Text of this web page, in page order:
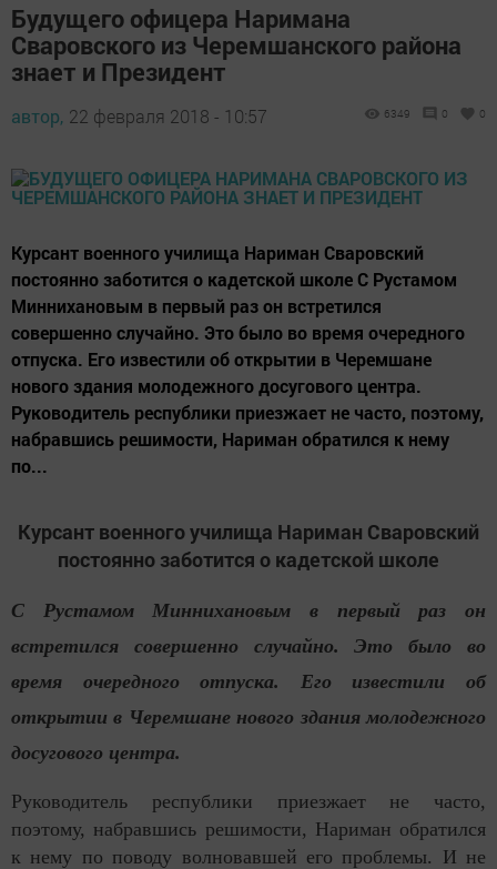
Будущего офицера Наримана
Сваровского из Черемшанского района
знает и Президент
автор, 22 февраля 2018 - 10:57 6349 0 0
Курсант военного училища Нариман Сваровский
постоянно заботится о кадетской школе С Рустамом
Миннихановым в первый раз он встретился
совершенно случайно. Это было во время очередного
отпуска. Его известили об открытии в Черемшане
нового здания молодежного досугового центра.
Руководитель республики приезжает не часто, поэтому,
набравшись решимости, Нариман обратился к нему
по...
Курсант военного училища Нариман Сваровский
постоянно заботится о кадетской школе
С Рустамом Миннихановым в первый раз он
встретился совершенно случайно. Это было во
время очередного отпуска. Его известили об
открытии в Черемшане нового здания молодежного
досугового центра.
Руководитель республики приезжает не часто,
поэтому, набравшись решимости, Нариман обратился
к нему по поводу волновавшей его проблемы. И не